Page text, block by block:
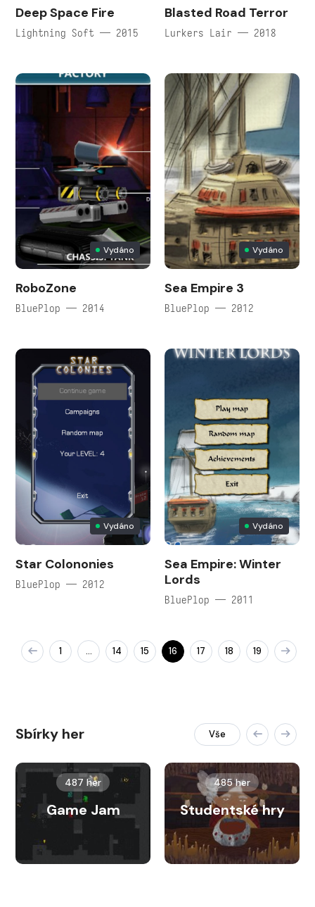
Deep Space Fire
Lightning Soft — 2015
Blasted Road Terror
Lurkers Lair — 2018
Vydáno
RoboZone
BluePlop — 2014
Vydáno
Sea Empire 3
BluePlop — 2012
Vydáno
Star Colononies
BluePlop — 2012
Vydáno
Sea Empire: Winter
Lords
BluePlop — 2011
1 … 14 15 16 17 18 19
Sbírky her Vše
487 her
Game Jam
485 her
Studentské hry